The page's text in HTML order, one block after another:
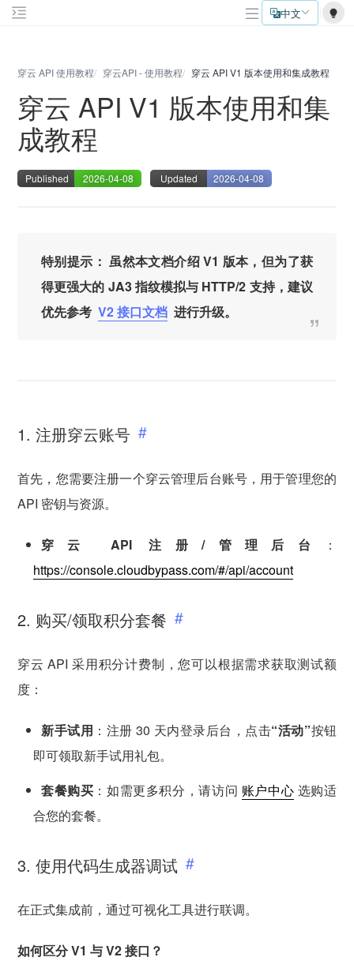
中文
穿云 API 使用教程 穿云API - 使用教程 穿云 API V1 版本使用和集成教程
穿云 API V1 版本使用和集
成教程
Published 2026-04-08 Updated 2026-04-08
特别提示： 虽然本文档介绍 V1 版本，但为了获
得更强大的 JA3 指纹模拟与 HTTP/2 支持，建议
优先参考 V2 接口文档 进行升级。
1. 注册穿云账号
首先，您需要注册一个穿云管理后台账号，用于管理您的
API 密钥与资源。
穿云 API 注册/管理后台
：
https://console.cloudbypass.com/#/api/account
2. 购买/领取积分套餐
穿云 API 采用积分计费制，您可以根据需求获取测试额
度：
新手试用 ：注册 30 天内登录后台，点击“活动”按钮
即可领取新手试用礼包。
套餐购买 ：如需更多积分，请访问 账户中心 选购适
合您的套餐。
3. 使用代码生成器调试
在正式集成前，通过可视化工具进行联调。
如何区分 V1 与 V2 接口？